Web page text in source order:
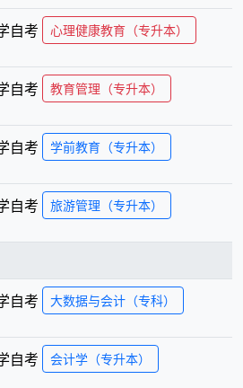
自考 心理健康教育（专升本）
自考 教育管理（专升本）
自考 学前教育（专升本）
自考 旅游管理（专升本）
自考 大数据与会计（专科）
自考 会计学（专升本）